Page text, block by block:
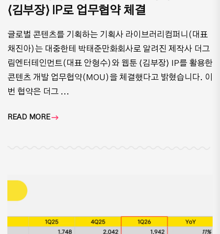
⟨김부장⟩ IP로 업무협약 체결
글로벌 콘텐츠를 기획하는 기획사 라이브러리컴퍼니(대표
채진아)는 대중한테 박태준만화회사로 알려진 제작사 더그
림엔터테인먼트(대표 안형수)와 웹툰 ⟨김부장⟩ IP를 활용한
콘텐츠 개발 업무협약(MOU)을 체결했다고 밝혔습니다. 이
번 협약은 더그 ...
READ MORE